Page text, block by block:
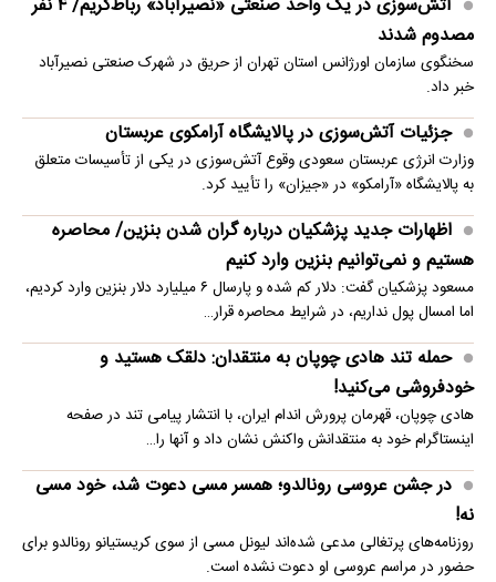
آتش‌سوزی در یک واحد صنعتی «نصیرآباد» رباط‌کریم/ ۴ نفر
مصدوم شدند
سخنگوی سازمان اورژانس استان تهران از حریق در شهرک صنعتی نصیرآباد
خبر داد.
جزئیات آتش‌سوزی در پالایشگاه آرامکوی عربستان
وزارت انرژی عربستان سعودی وقوع آتش‌سوزی در یکی از تأسیسات متعلق
به پالایشگاه «آرامکو» در «جیزان» را تأیید کرد.
اظهارات جدید پزشکیان درباره گران شدن بنزین/ محاصره
هستیم و نمی‌توانیم بنزین وارد کنیم
مسعود پزشکیان گفت: دلار کم شده و پارسال ۶ میلیارد دلار بنزین وارد کردیم،
اما امسال پول نداریم، در شرایط محاصره قرار…
حمله تند هادی چوپان به منتقدان: دلقک هستید و
خودفروشی می‌کنید!
هادی چوپان، قهرمان پرورش اندام ایران، با انتشار پیامی تند در صفحه
اینستاگرام خود به منتقدانش واکنش نشان داد و آنها را…
در جشن عروسی رونالدو؛ همسر مسی دعوت شد، خود مسی
نه!
روزنامه‌های پرتغالی مدعی شده‌اند لیونل مسی از سوی کریستیانو رونالدو برای
حضور در مراسم عروسی او دعوت نشده است.